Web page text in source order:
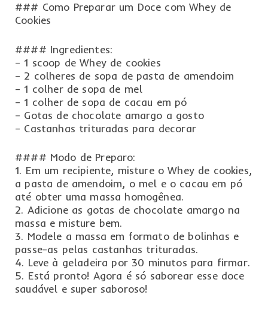
### Como Preparar um Doce com Whey de
Cookies
#### Ingredientes:
– 1 scoop de Whey de cookies
– 2 colheres de sopa de pasta de amendoim
– 1 colher de sopa de mel
– 1 colher de sopa de cacau em pó
– Gotas de chocolate amargo a gosto
– Castanhas trituradas para decorar
#### Modo de Preparo:
1. Em um recipiente, misture o Whey de cookies,
a pasta de amendoim, o mel e o cacau em pó
até obter uma massa homogênea.
2. Adicione as gotas de chocolate amargo na
massa e misture bem.
3. Modele a massa em formato de bolinhas e
passe-as pelas castanhas trituradas.
4. Leve à geladeira por 30 minutos para firmar.
5. Está pronto! Agora é só saborear esse doce
saudável e super saboroso!